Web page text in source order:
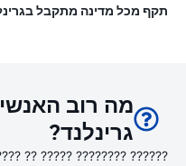
תקף מכל מדינה מתקבל
מה רוב
גרינלנד?
?????????? ????? ????